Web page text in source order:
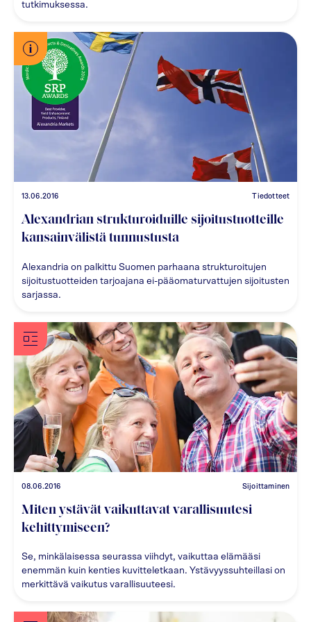
tutkimuksessa.
13.06.2016 Tiedotteet
Alexandrian strukturoiduille sijoitustuotteille
kansainvälistä tunnustusta
Alexandria on palkittu Suomen parhaana strukturoitujen
sijoitustuotteiden tarjoajana ei-pääomaturvattujen sijoitusten
sarjassa.
08.06.2016 Sijoittaminen
Miten ystävät vaikuttavat varallisuutesi
kehittymiseen?
Se, minkälaisessa seurassa viihdyt, vaikuttaa elämääsi
enemmän kuin kenties kuvitteletkaan. Ystävyyssuhteillasi on
merkittävä vaikutus varallisuuteesi.